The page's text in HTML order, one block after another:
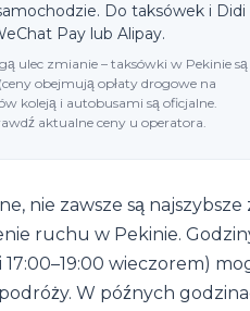
Do taksówek i Didi
Pay lub Alipay.
ulec zmianie – taksówki w Pekinie są
obejmują opłaty drogowe na
koleją i autobusami są oficjalne.
aktualne ceny u operatora.
nie zawsze są najszybsze
ruchu w Pekinie.
wieczorem)
W późnych